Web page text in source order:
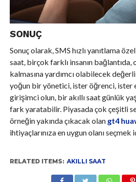
SONUÇ
Sonuç olarak, SMS hızlı yanıtlama
saat, birçok farklı insanın
kalmasına yardımcı olabilecek
yoğun bir yönetici, ister öğrenci, ister
girişimci olun, bir akıllı saat günlük
fark yaratabilir. Piyasada çok çeşitli
örneğin yakında çıkacak olan gt4
ihtiyaçlarınıza en uygun olanı seçmek
RELATED ITEMS: AKILLI SAAT